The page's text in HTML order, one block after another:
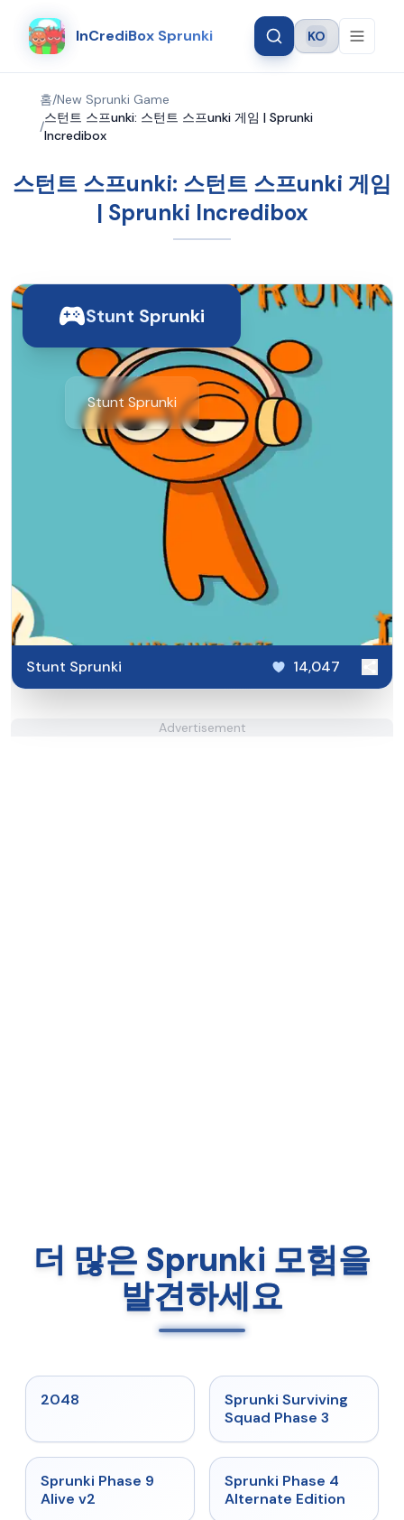
InCrediBox Sprunki Language
KO
홈/New Sprunki Game
/
스턴트 스프unki: 스턴트 스프unki 게임 | Sprunki
Incredibox
스턴트 스프unki: 스턴트 스프unki 게임
| Sprunki Incredibox
Stunt Sprunki
Stunt Sprunki
Stunt Sprunki​ 14,047
Advertisement
더 많은 Sprunki 모험을
발견하세요
2048 ★ 4.7
Sprunki Surviving
Squad Phase 3
★
Sprunki Phase 9
Alive v2
★
Sprunki Phase 4
Alternate Edition